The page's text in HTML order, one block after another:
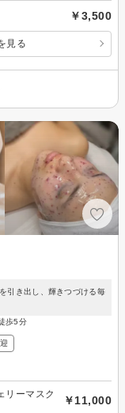
￥3,500
見る
引き出し、輝きつづける毎
歩5分
リーマスク
￥11,000